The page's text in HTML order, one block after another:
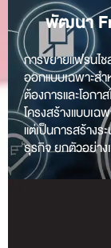
พัฒนา
การขยายแฟรนไ
ออกแบบเฉพาะส
ต้องการและโอกา
โครงสร้างแบบเฉ
แต่เป็นการสร้าง
ธุรกิจ ยกตัวอย่าง